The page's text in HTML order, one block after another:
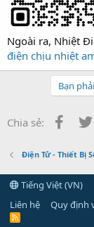
Ngoài ra, Nhiệt
điện chịu nhiệt
Bạn
Chia sẻ:
Điện Tử - Thiết Bị
Tiếng Việt (VN)
Liên hệ
Quy định
R